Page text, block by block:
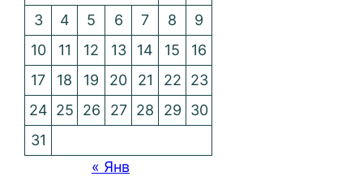
3
4 5 6 7 8
9
10
11 12 13 14 15
16
17
18 19 20 21 22
23
24 25 26 27 28 29
30
31
« Янв